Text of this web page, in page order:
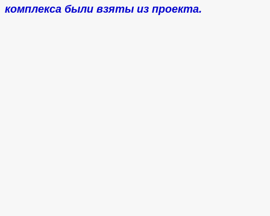
комплекса были взяты из проекта.